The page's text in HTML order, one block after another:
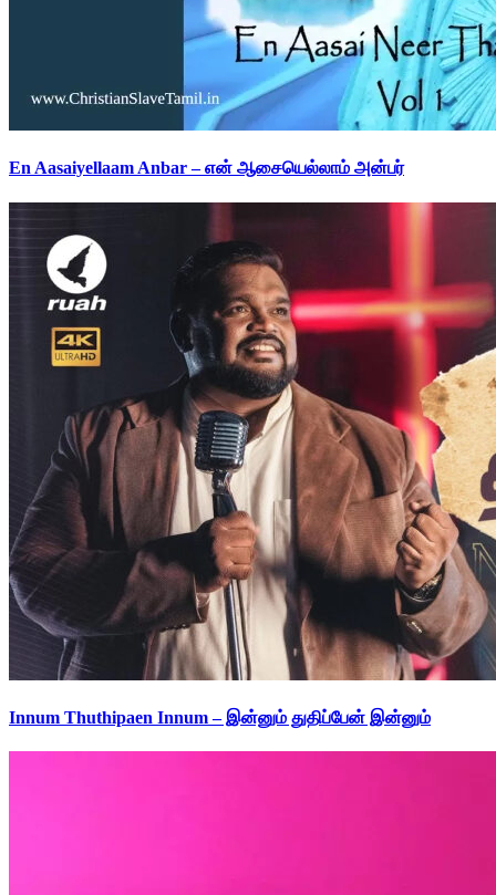
En Aasaiyellaam Anbar – என் ஆசையெல்லாம் அன்பர்
Innum Thuthipaen Innum – இன்னும் துதிப்பேன் இன்னும்